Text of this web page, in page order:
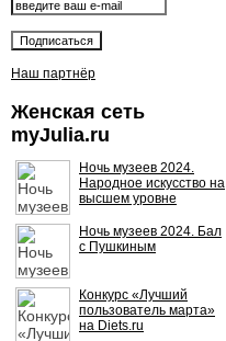
Наш партнёр
Женская сеть
myJulia.ru
Ночь музеев 2024.
Народное искусство на
высшем уровне
Ночь музеев 2024. Бал
с Пушкиным
Конкурс «Лучший
пользователь марта»
на Diets.ru